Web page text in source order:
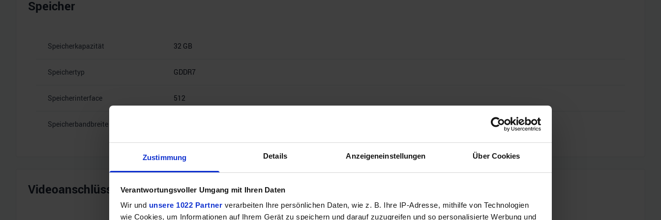
Zustimmung Details Anzeigeneinstellungen Über Cookies
Verantwortungsvoller Umgang mit Ihren Daten
Wir und unsere 1022 Partner verarbeiten Ihre persönlichen Daten, wie z. B. Ihre IP-Adresse, mithilfe von Technologien
wie Cookies, um Informationen auf Ihrem Gerät zu speichern und darauf zuzugreifen und so personalisierte Werbung und
Speicher
Speicherkapazität 32 GB
Speichertyp GDDR7
Speicherinterface 512
Speicherbandbreite
Videoanschlüsse